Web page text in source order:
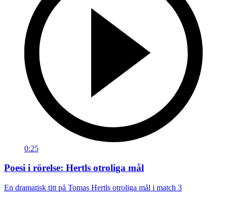
0:25
Poesi i rörelse: Hertls otroliga mål
En dramatisk titt på Tomas Hertls otroliga mål i match 3